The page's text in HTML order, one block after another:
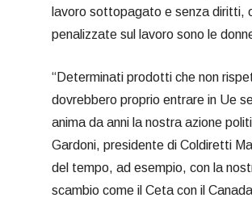
lavoro sottopagato e senza diritti,
penalizzate sul lavoro sono le
“Determinati prodotti che non
dovrebbero proprio entrare in Ue
anima da anni la nostra azione
Gardoni, presidente di Coldiretti
del tempo, ad esempio, con la
scambio come il Ceta con il